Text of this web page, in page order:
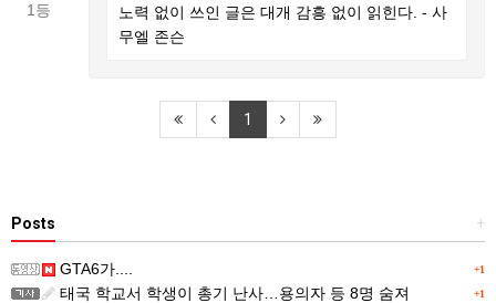
1등
노력 없이 쓰인 글은 대개 감흥 없이 읽힌다. - 사
무엘 존슨
1
+
Posts
+1
GTA6가....
+1
태국 학교서 학생이 총기 난사…용의자 등 8명 숨져